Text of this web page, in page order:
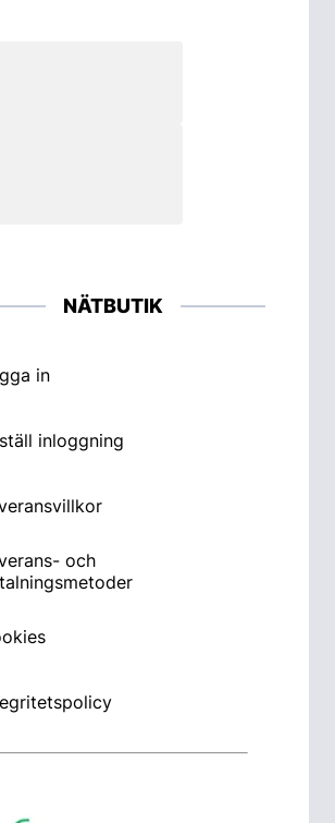
NÄTBUTIK
in
inloggning
och